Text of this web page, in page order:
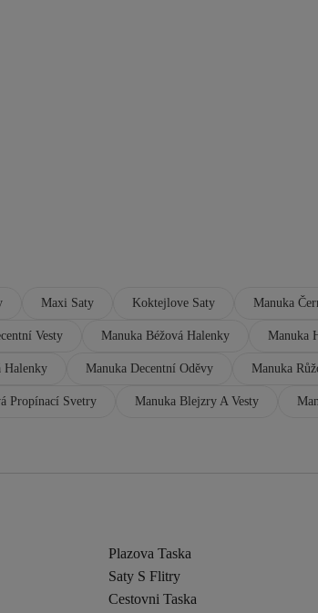
Maxi Saty Koktejlove Saty Manuka
Vesty Manuka Béžová Halenky Manuka
Halenky Manuka Decentní Oděvy Manuka
Propínací Svetry Manuka Blejzry A Vesty
Plazova Taska
Saty S Flitry
Cestovni Taska